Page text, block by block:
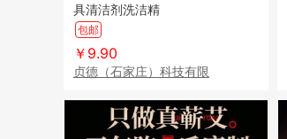
具清洁剂洗洁精
包邮
￥9.90
贞德（石家庄）科技有限